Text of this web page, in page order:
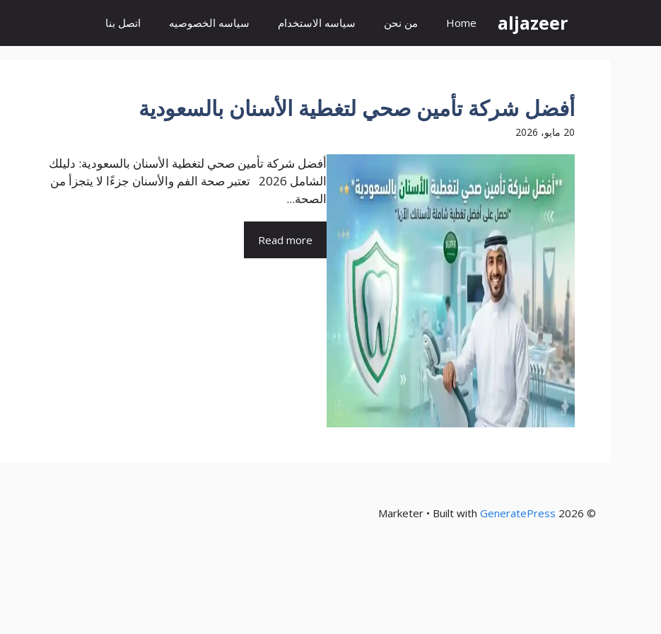
المحتوى
aljazeer
Home من نحن سياسه الاستخدام سياسه الخصوصيه اتصل بنا
أفضل شركة تأمين صحي لتغطية الأسنان بالسعودية
20 مايو، 2026
أفضل شركة تأمين صحي لتغطية الأسنان بالسعودية: دليلك
الشامل 2026 تعتبر صحة الفم والأسنان جزءًا لا يتجزأ من
الصحة...
Read more
© 2026 Marketer • Built with
GeneratePress